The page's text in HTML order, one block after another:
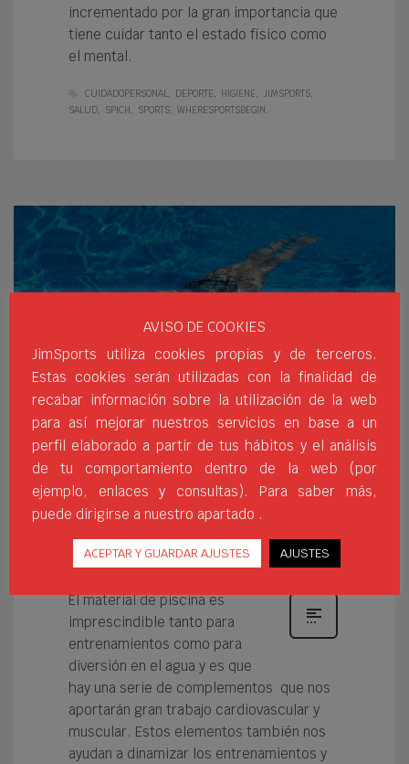
incrementado por la gran importancia que
tiene cuidar tanto el estado físico como
el mental.
CUIDADOPERSONAL DEPORTE HIGIENE
JIMSPORTS
SALUD
SPICH SPORTS WHERESPORTSBEGIN
0
MIÉRCOLES, 23 JUNIO 2021 / PUBLISHED IN JIM
SPORTS,PRODUCTOS
BÁSICOS SOFTEE
IMPRESCINDIBLES EN
ACUÁTICO
El material de piscina es
imprescindible tanto para
entrenamientos como para
diversión en el agua y es que
hay una serie de complementos que nos
aportarán gran trabajo cardiovascular y
muscular. Estos elementos también nos
ayudan a dinamizar los entrenamientos y
AVISO DE COOKIES
JimSports utiliza cookies propias y de terceros.
Estas cookies serán utilizadas con la finalidad de
recabar información sobre la utilización de la web
para así mejorar nuestros servicios en base a un
perfil elaborado a partir de tus hábitos y el análisis
de tu comportamiento dentro de la web (por
ejemplo, enlaces y consultas). Para saber más,
puede dirigirse a nuestro apartado .
ACEPTAR Y GUARDAR AJUSTES AJUSTES